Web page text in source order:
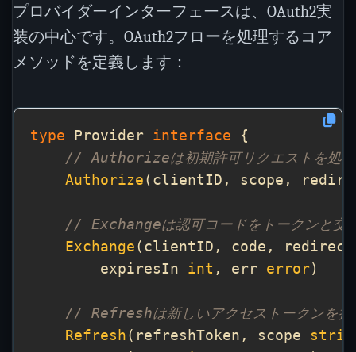
プロバイダーインターフェースは、OAuth2実
装の中心です。OAuth2フローを処理するコア
メソッドを定義します：
type Provider interface
// Authorizeは初期許可リクエストを処理
Authorize (clientID, scope,
// Exchangeは認可コードをトークンと交
Exchange (clientID, code,
        expiresIn
int , err error
// Refreshは新しいアクセストークンを提
Refresh (refreshToken, scope